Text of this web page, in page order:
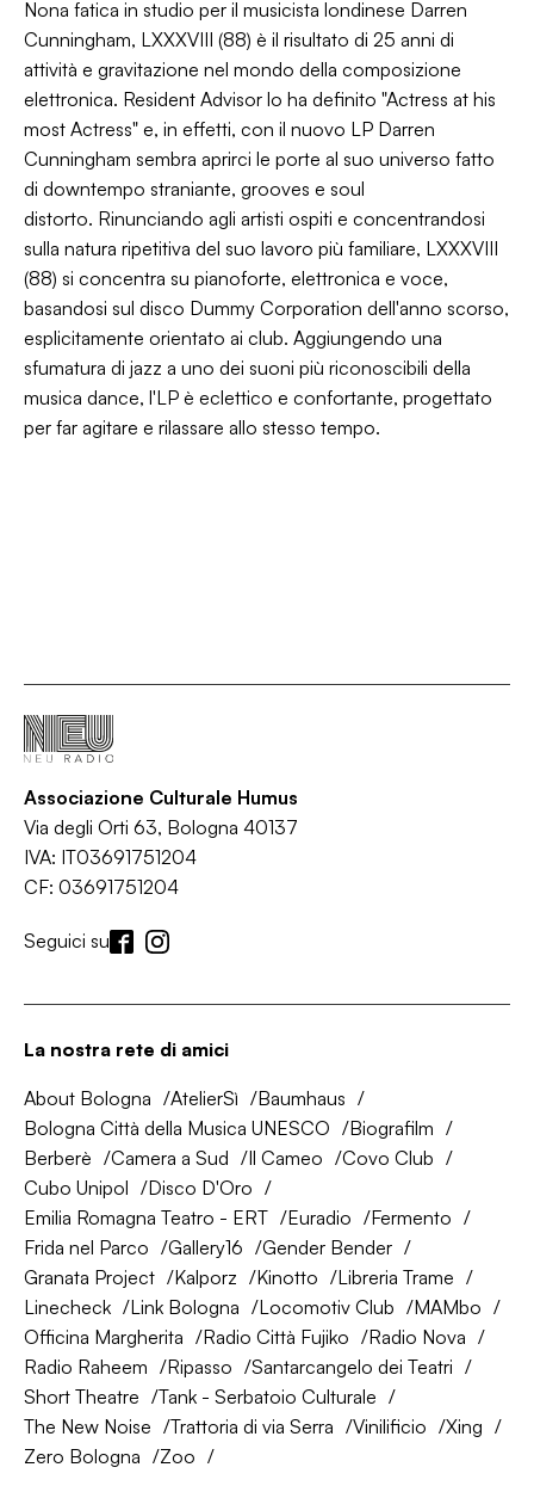
Nona fatica in studio per il musicista londinese Darren
Cunningham, LXXXVIII (88) è il risultato di 25 anni di
attività e gravitazione nel mondo della composizione
elettronica. Resident Advisor lo ha definito "Actress at his
most Actress" e, in effetti, con il nuovo LP Darren
Cunningham sembra aprirci le porte al suo universo fatto
di downtempo straniante, grooves e soul
distorto. Rinunciando agli artisti ospiti e concentrandosi
sulla natura ripetitiva del suo lavoro più familiare, LXXXVIII
(88) si concentra su pianoforte, elettronica e voce,
basandosi sul disco Dummy Corporation dell'anno scorso,
esplicitamente orientato ai club. Aggiungendo una
sfumatura di jazz a uno dei suoni più riconoscibili della
musica dance, l'LP è eclettico e confortante, progettato
per far agitare e rilassare allo stesso tempo.
Associazione Culturale Humus
Via degli Orti 63, Bologna 40137
IVA: IT03691751204
CF: 03691751204
Seguici su
La nostra rete di amici
About Bologna AtelierSì
Baumhaus
Bologna Città della Musica UNESCO
Biografilm
Berberè
Camera a Sud Il Cameo
Covo Club
Cubo Unipol
Disco D'Oro
Emilia Romagna Teatro - ERT
Euradio
Fermento
Frida nel Parco
Gallery16
Gender Bender
Granata Project
Kalporz Kinotto
Libreria Trame
Linecheck
Link Bologna Locomotiv Club
MAMbo
Officina Margherita
Radio Città Fujiko
Radio Nova
Radio Raheem
Ripasso
Santarcangelo dei Teatri
Short Theatre
Tank - Serbatoio Culturale
The New Noise
Trattoria di via Serra Vinilificio
Xing
Zero Bologna
Zoo